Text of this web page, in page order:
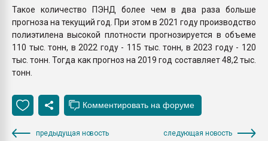
Такое количество ПЭНД более чем в два раза больше
прогноза на текущий год. При этом в 2021 году производство
полиэтилена высокой плотности прогнозируется в объеме
110 тыс. тонн, в 2022 году - 115 тыс. тонн, в 2023 году - 120
тыс. тонн. Тогда как прогноз на 2019 год составляет 48,2 тыс.
тонн.
предыдущая новость следующая новость